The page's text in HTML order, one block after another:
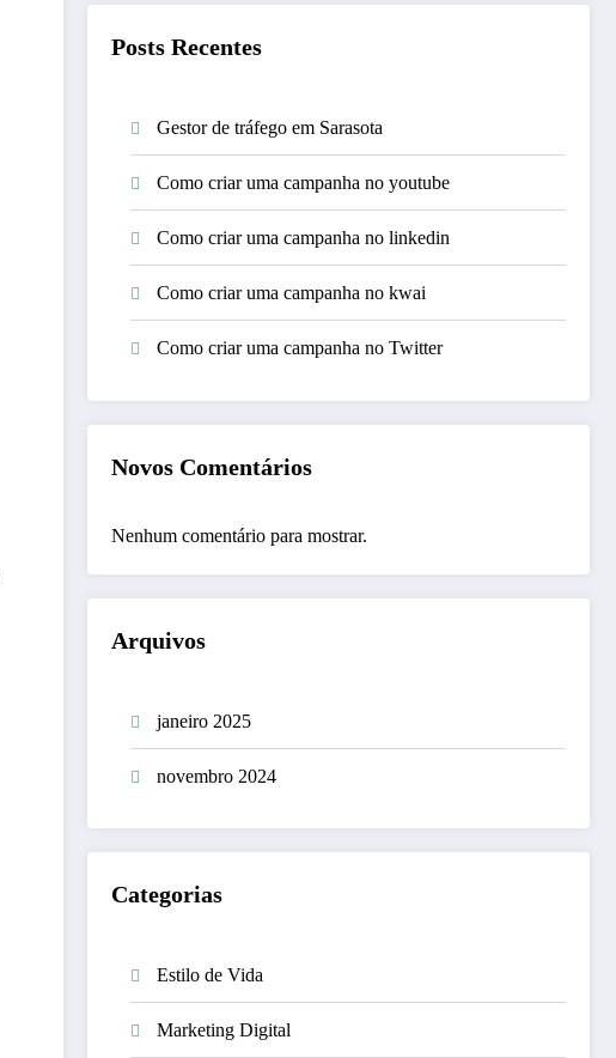
Posts Recentes
Gestor de tráfego em Sarasota
Como criar uma campanha no youtube
Como criar uma campanha no linkedin
Como criar uma campanha no kwai
Como criar uma campanha no Twitter
Novos Comentários
Nenhum comentário para mostrar.
Arquivos
janeiro 2025
novembro 2024
Categorias
Estilo de Vida
Marketing Digital